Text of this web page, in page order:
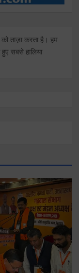
को ताज़ा करता है। हम
सबसे हालिया